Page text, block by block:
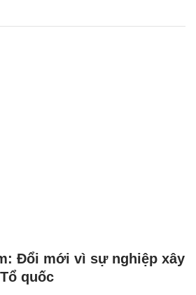
Đổi mới vì sự nghiệp xây
quốc